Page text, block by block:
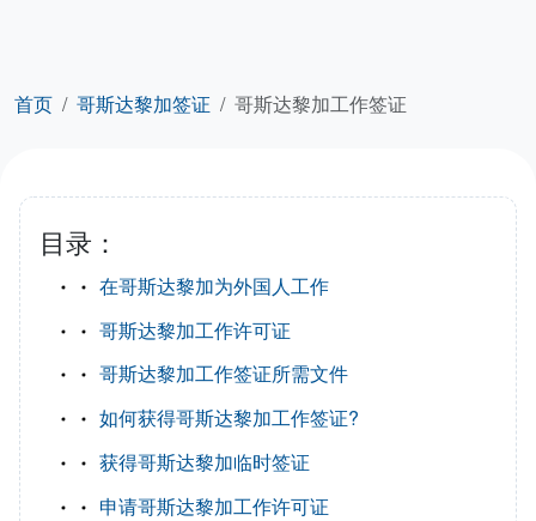
首页 哥斯达黎加签证 哥斯达黎加工作签证
目录：
在哥斯达黎加为外国人工作
哥斯达黎加工作许可证
哥斯达黎加工作签证所需文件
如何获得哥斯达黎加工作签证?
获得哥斯达黎加临时签证
申请哥斯达黎加工作许可证